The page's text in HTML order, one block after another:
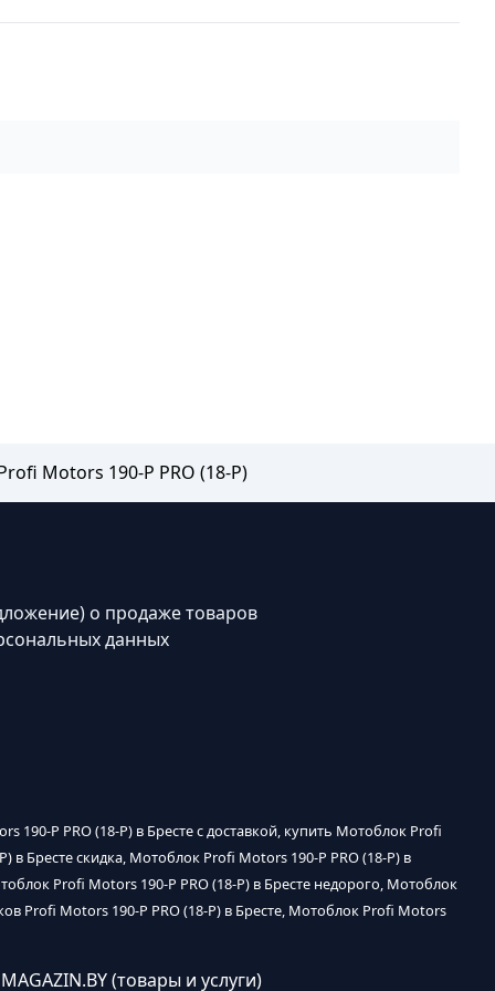
Motors 190-P PRO (18-P)
о продаже товаров
данных
190-P PRO (18-P) в Бресте с доставкой, купить Мотоблок Profi
в Бресте скидка, Мотоблок Profi Motors 190-P PRO (18-P) в
Profi Motors 190-P PRO (18-P) в Бресте недорого, Мотоблок
Profi Motors 190-P PRO (18-P) в Бресте, Мотоблок Profi Motors
(товары и услуги)